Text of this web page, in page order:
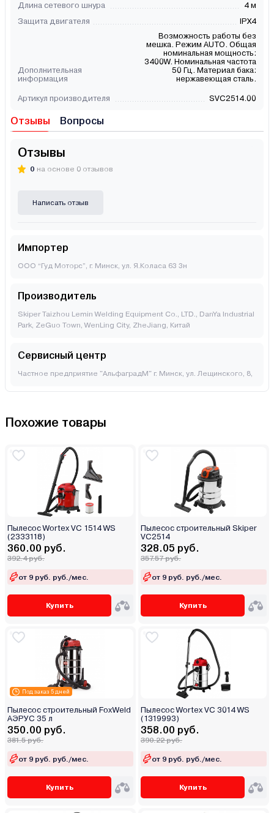
Длина сетевого шнура
4 м
Защита двигателя
IPX4
Дополнительная
информация
Возможность работы без
мешка. Режим AUTO. Общая
номинальная мощность:
3400W. Номинальная частота
50 Гц. Материал бака:
нержавеющая сталь.
Артикул производителя SVC2514.00
Отзывы Вопросы
Отзывы
0 на основе 0 отзывов
Написать отзыв
Импортер
ООО “Гуд Моторс”, г. Минск, ул. Я.Коласа 63 3н
Производитель
Skiper Taizhou Lemin Welding Equipment Co., LTD., DanYa Industrial
Park, ZeGuo Town, WenLing City, ZheJiang, Китай
Сервисный центр
Частное предприятие "АльфаградМ" г. Минск, ул. Лещинского, 8,
Похожие товары
Пылесос Wortex VC 1514 WS
(2333118)
360.00 руб.
392.4 руб.
от 9 руб. руб./мес.
Купить
Пылесос строительный Skiper
VC2514
328.05 руб.
357.57 руб.
от 9 руб. руб./мес.
Купить
Под заказ 5 дней
Пылесос строительный FoxWeld
АЭРУС 35 л
350.00 руб.
381.5 руб.
от 9 руб. руб./мес.
Купить
Пылесос Wortex VC 3014 WS
(1319993)
358.00 руб.
390.22 руб.
от 9 руб. руб./мес.
Купить